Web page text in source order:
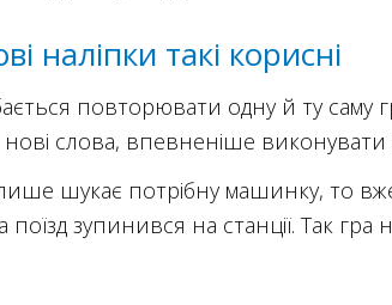
наліпки такі корисні
повторювати одну й ту саму
слова, впевненіше виконувати
шукає потрібну машинку, то
зупинився на станції. Так